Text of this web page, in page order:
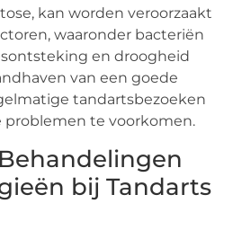
kan worden veroorzaakt
waaronder bacteriën
en droogheid
van een goede
tandartsbezoeken
problemen te voorkomen.
bij Tandarts